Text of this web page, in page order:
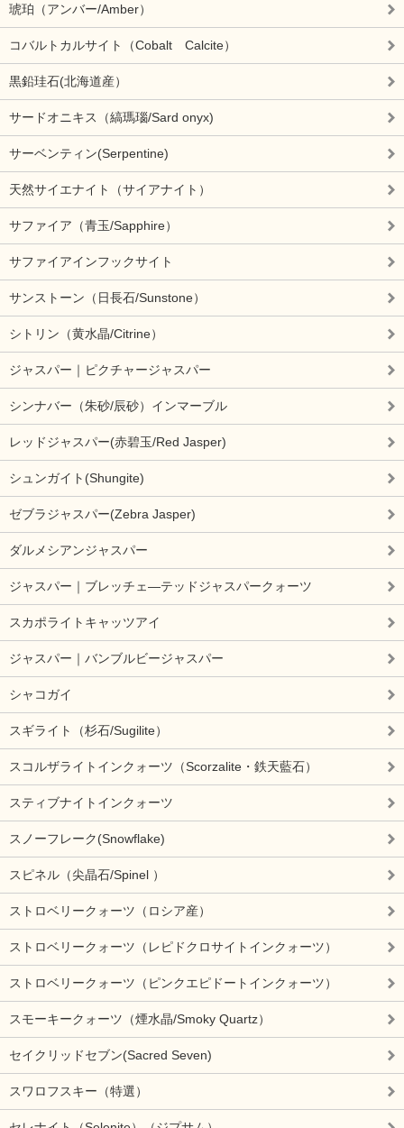
琥珀（アンバー/Amber）
コバルトカルサイト（Cobalt Calcite）
黒鉛珪石(北海道産）
サードオニキス（縞瑪瑙/Sard onyx)
サーベンティン(Serpentine)
天然サイエナイト（サイアナイト）
サファイア（青玉/Sapphire）
サファイアインフックサイト
サンストーン（日長石/Sunstone）
シトリン（黄水晶/Citrine）
ジャスパー｜ピクチャージャスパー
シンナバー（朱砂/辰砂）インマーブル
レッドジャスパー(赤碧玉/Red Jasper)
シュンガイト(Shungite)
ゼブラジャスパー(Zebra Jasper)
ダルメシアンジャスパー
ジャスパー｜ブレッチェ―テッドジャスパークォーツ
スカポライトキャッツアイ
ジャスパー｜バンブルビージャスパー
シャコガイ
スギライト（杉石/Sugilite）
スコルザライトインクォーツ（Scorzalite・鉄天藍石）
スティブナイトインクォーツ
スノーフレーク(Snowflake)
スピネル（尖晶石/Spinel ）
ストロベリークォーツ（ロシア産）
ストロベリークォーツ（レピドクロサイトインクォーツ）
ストロベリークォーツ（ピンクエピドートインクォーツ）
スモーキークォーツ（煙水晶/Smoky Quartz）
セイクリッドセブン(Sacred Seven)
スワロフスキー（特選）